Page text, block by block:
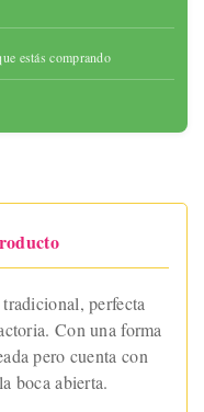
estás comprando
perfecta
Con una forma
pero cuenta con
boca abierta.